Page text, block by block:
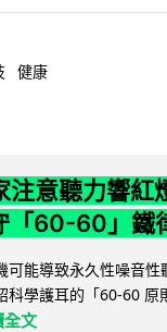
健康
意聽力響紅
「60-60」鐵
可能導致永久性噪音性
科學護耳的「60-60 原
全文